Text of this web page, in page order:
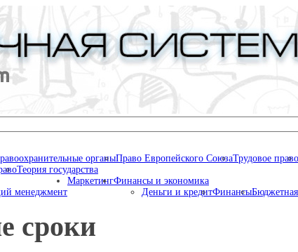
органыПраво Европейского СоюзаТрудовое право
Теория государства
менеджмент
МаркетингФинансы и экономика
Деньги и кредитФинансы
сроки